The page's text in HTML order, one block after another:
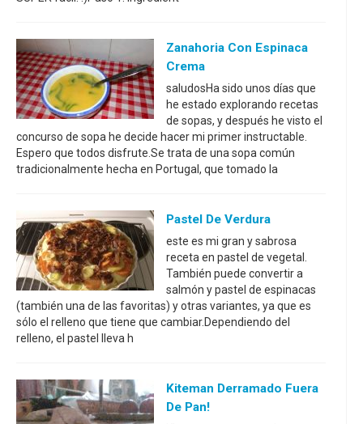
Zanahoria Con Espinaca
Crema
saludosHa sido unos días que
he estado explorando recetas
de sopas, y después he visto el
concurso de sopa he decide hacer mi primer instructable.
Espero que todos disfrute.Se trata de una sopa común
tradicionalmente hecha en Portugal, que tomado la
Pastel De Verdura
este es mi gran y sabrosa
receta en pastel de vegetal.
También puede convertir a
salmón y pastel de espinacas
(también una de las favoritas) y otras variantes, ya que es
sólo el relleno que tiene que cambiar.Dependiendo del
relleno, el pastel lleva h
Kiteman Derramado Fuera
De Pan!